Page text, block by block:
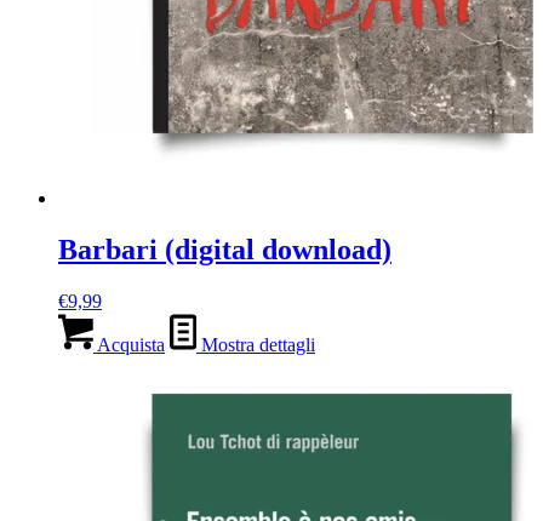
Barbari (digital download)
€9,99
Acquista Mostra dettagli